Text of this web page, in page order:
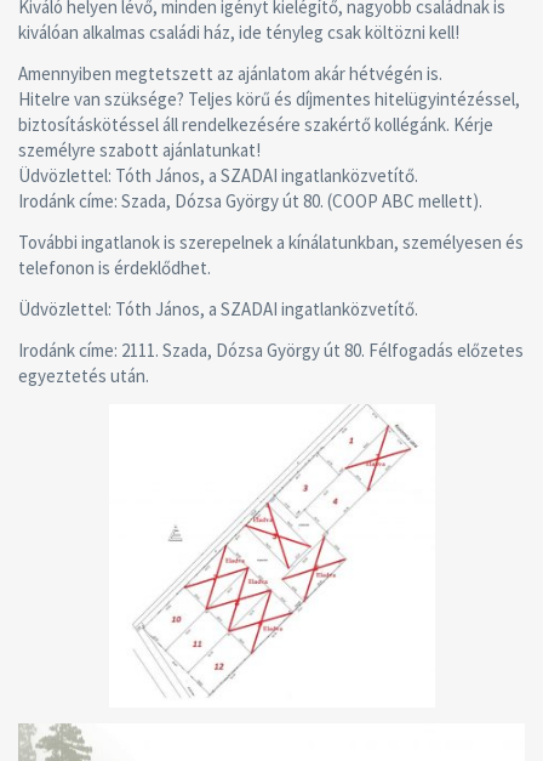
Kiváló helyen lévő, minden igényt kielégítő, nagyobb családnak is
kiválóan alkalmas családi ház, ide tényleg csak költözni kell!
Amennyiben megtetszett az ajánlatom akár hétvégén is.
Hitelre van szüksége? Teljes körű és díjmentes hitelügyintézéssel,
biztosításkötéssel áll rendelkezésére szakértő kollégánk. Kérje
személyre szabott ajánlatunkat!
Üdvözlettel: Tóth János, a SZADAI ingatlanközvetítő.
Irodánk címe: Szada, Dózsa György út 80. (COOP ABC mellett).
További ingatlanok is szerepelnek a kínálatunkban, személyesen és
telefonon is érdeklődhet.
Üdvözlettel: Tóth János, a SZADAI ingatlanközvetítő.
Irodánk címe: 2111. Szada, Dózsa György út 80. Félfogadás előzetes
egyeztetés után.